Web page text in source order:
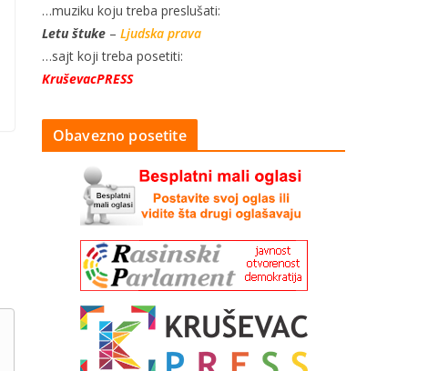
…muziku koju treba preslušati:
Letu štuke – Ljudska prava
…sajt koji treba posetiti:
KruševacPRESS
Obavezno posetite